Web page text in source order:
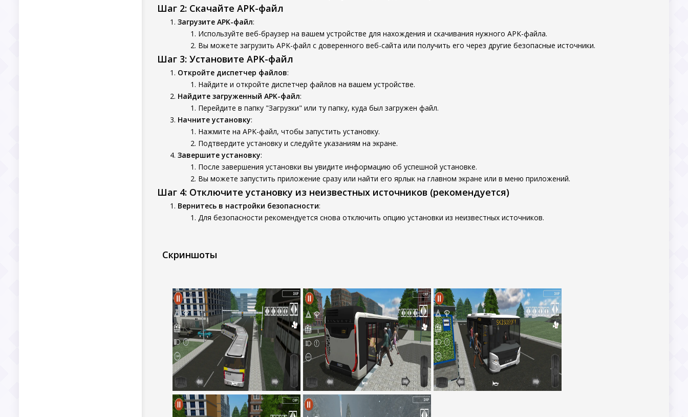
Шаг 2: Скачайте APK-файл
Загрузите APK-файл:
Используйте веб-браузер на вашем устройстве для нахождения и скачивания нужного APK-файла.
Вы можете загрузить APK-файл с доверенного веб-сайта или получить его через другие безопасные источники.
Шаг 3: Установите APK-файл
Откройте диспетчер файлов:
Найдите и откройте диспетчер файлов на вашем устройстве.
Найдите загруженный APK-файл:
Перейдите в папку "Загрузки" или ту папку, куда был загружен файл.
Начните установку:
Нажмите на APK-файл, чтобы запустить установку.
Подтвердите установку и следуйте указаниям на экране.
Завершите установку:
После завершения установки вы увидите информацию об успешной установке.
Вы можете запустить приложение сразу или найти его ярлык на главном экране или в меню приложений.
Шаг 4: Отключите установку из неизвестных источников (рекомендуется)
Вернитесь в настройки безопасности:
Для безопасности рекомендуется снова отключить опцию установки из неизвестных источников.
Скриншоты